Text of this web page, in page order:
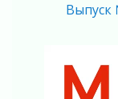
04 августа 2026
04 августа 2026
Полумрак
Выпуск